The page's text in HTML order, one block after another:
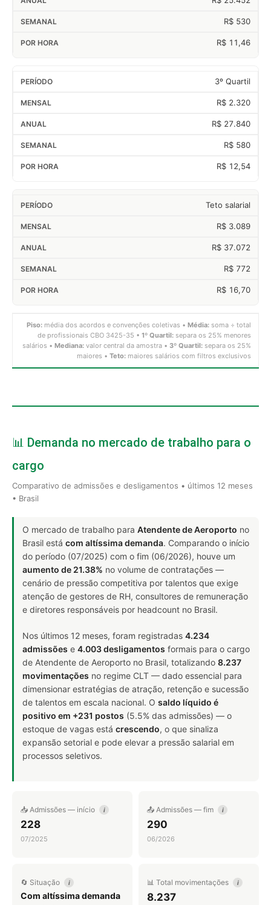
R$ 530
R$ 11,46
3º Quartil
R$ 2.320
R$ 27.840
R$ 580
R$ 12,54
Teto salarial
R$ 3.089
R$ 37.072
R$ 772
R$ 16,70
Piso: média dos acordos e convenções coletivas • Média: soma ÷ total
de profissionais CBO 3425-35 • 1º Quartil: separa os 25% menores
salários • Mediana: valor central da amostra • 3º Quartil: separa os 25%
maiores • Teto: maiores salários com filtros exclusivos
📊 Demanda no mercado de trabalho para o
cargo
Comparativo de admissões e desligamentos • últimos 12 meses
• Brasil
O mercado de trabalho para Atendente de Aeroporto no
Brasil está com altíssima demanda. Comparando o início
do período (07/2025) com o fim (06/2026), houve um
aumento de 21.38% no volume de contratações —
cenário de pressão competitiva por talentos que exige
atenção de gestores de RH, consultores de remuneração
e diretores responsáveis por headcount no Brasil.
Nos últimos 12 meses, foram registradas 4.234
admissões e 4.003 desligamentos formais para o cargo
de Atendente de Aeroporto no Brasil, totalizando 8.237
movimentações no regime CLT — dado essencial para
dimensionar estratégias de atração, retenção e sucessão
de talentos em escala nacional. O saldo líquido é
positivo em +231 postos (5.5% das admissões) — o
estoque de vagas está crescendo, o que sinaliza
expansão setorial e pode elevar a pressão salarial em
processos seletivos.
📥 Admissões — início i
228
07/2025
📤 Admissões — fim i
290
06/2026
🔄 Situação i
Com altíssima demanda
📊 Total movimentações i
8.237